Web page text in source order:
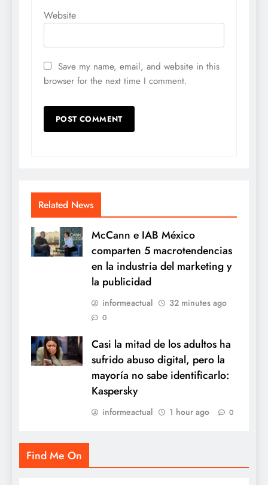
Website
Save my name, email, and website in this
browser for the next time I comment.
Related News
McCann e IAB México
comparten 5 macrotendencias
en la industria del marketing y
la publicidad
informeactual 32 minutes ago
0
Casi la mitad de los adultos ha
sufrido abuso digital, pero la
mayoría no sabe identificarlo:
Kaspersky
informeactual 1 hour ago 0
Find Me On